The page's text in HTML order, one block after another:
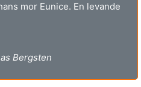
mor Eunice. En levande
Bergsten